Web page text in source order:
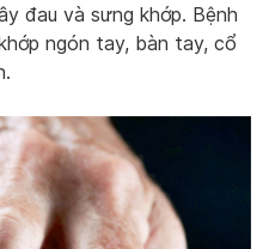
đau và sưng khớp. Bệnh
ngón tay, bàn tay, cổ